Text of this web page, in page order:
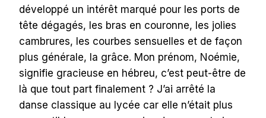
développé un intérêt marqué pour les ports de
tête dégagés, les bras en couronne, les jolies
cambrures, les courbes sensuelles et de façon
plus générale, la grâce. Mon prénom, Noémie,
signifie gracieuse en hébreu, c’est peut-être de
là que tout part finalement ? J’ai arrêté la
danse classique au lycée car elle n’était plus